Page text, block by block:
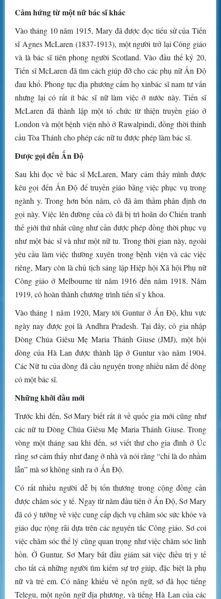
Cảm hứng từ một nữ bác sĩ khác
Vào tháng 10 năm 1915, Mary đã được đọc tiểu sử của Tiến
sĩ Agnes McLaren (1837-1913), một người trở lại Công giáo
và là bác sĩ tiên phong người Scotland. Vào đầu thế kỷ 20,
Tiến sĩ McLaren đã tìm cách giúp đỡ cho các phụ nữ Ấn Độ
đau khổ. Phong tục địa phương cấm họ xin​​bác sĩ nam tư vấn
nhưng lại có rất ít bác sĩ nữ làm việc ở nước này. Tiến sĩ
McLaren đã thành lập một tổ chức từ thiện truyền giáo ở
London và một bệnh viện nhỏ ở Rawalpindi, đồng thời thỉnh
cầu Tòa Thánh cho phép các nữ tu được phép làm bác sĩ.
Được gọi đến Ấn Độ
Sau khi đọc về bác sĩ McLaren, Mary cảm thấy mình được
kêu gọi đến Ấn Độ để truyền giáo bằng việc phục vụ trong
ngành y. Trong hơn bốn năm, cô đã âm thầm phân định ơn
gọi này. Việc lên đường của cô đã bị trì hoãn do Chiến tranh
thế giới thứ nhất cũng như cần được phép đồng thời phục vụ
như một bác sĩ và như một nữ tu. Trong thời gian này, ngoài
yêu cầu làm việc thường xuyên trong bệnh viện và các việc
riêng, Mary còn là chủ tịch sáng lập Hiệp hội Xã hội Phụ nữ
Công giáo ở Melbourne từ năm 1916 đến năm 1918. Năm
1919, cô hoàn thành chương trình tiến sĩ y khoa.
Vào tháng 1 năm 1920, Mary tới Guntur ở Ấn Độ, khu vực
ngày nay được gọi là Andhra Pradesh. Tại đây, cô gia nhập
Dòng Chúa Giêsu Mẹ Maria Thánh Giuse (JMJ), một hội
dòng của Hà Lan được thành lập ở Guntur vào năm 1904.
Các Nữ tu của dòng đã cầu nguyện trong nhiều năm để dòng
có một bác sĩ.
Những khởi đầu mới
Trước khi đến, Sơ Mary biết rất ít về quốc gia mới cũng như
các nữ tu Dòng Chúa Giêsu Mẹ Maria Thánh Giuse. Trong
vòng một tháng sau khi đến, sơ viết thư cho gia đình ở Úc
rằng sơ cảm thấy như đang ở nhà và nói rằng “chỉ là do nhầm
lẫn” mà sơ không sinh ra ở Ấn Độ.
Có rất nhiều người dễ bị tổn thương trong cộng đồng cần
được chăm sóc y tế. Ngay từ năm đầu tiên ở Ấn Độ, Sơ Mary
đã có ý tưởng về việc cung cấp dịch vụ chăm sóc sức khỏe và
giáo dục rộng rãi dựa trên các nguyên tắc Công giáo. Sơ coi
việc chăm sóc thể lý cũng quan trọng như việc chăm sóc linh
hồn. Ở Guntur, Sơ Mary bắt đầu giám sát việc điều trị y tế
cho tất cả những người tìm kiếm sự trợ giúp, đặc biệt là phụ
nữ và trẻ em. Có năng khiếu về ngôn ngữ, sơ đã học tiếng
Telegu, một ngôn ngữ địa phương, và tiếng Hà Lan của các